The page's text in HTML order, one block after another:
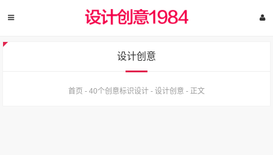
设计创意
首页 - 40个创意标识设计 - 设计创意 - 正文